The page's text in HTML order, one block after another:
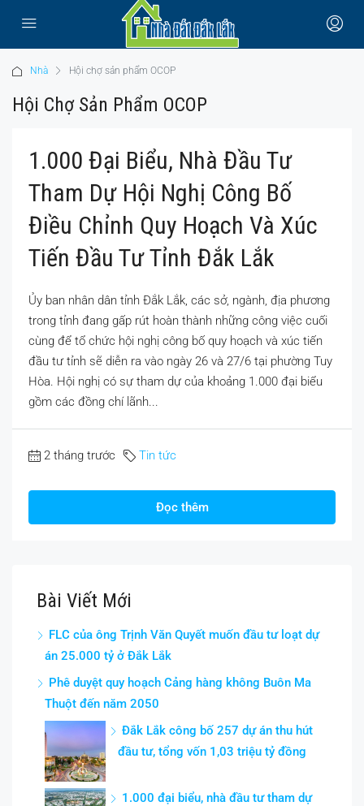
Nhà Hội chợ sản phẩm OCOP
Hội Chợ Sản Phẩm OCOP
1.000 Đại Biểu, Nhà Đầu Tư
Tham Dự Hội Nghị Công Bố
Điều Chỉnh Quy Hoạch Và Xúc
Tiến Đầu Tư Tỉnh Đắk Lắk
Ủy ban nhân dân tỉnh Đắk Lắk, các sở, ngành, địa phương
trong tỉnh đang gấp rút hoàn thành những công việc cuối
cùng để tổ chức hội nghị công bố quy hoạch và xúc tiến
đầu tư tỉnh sẽ diễn ra vào ngày 26 và 27/6 tại phường Tuy
Hòa. Hội nghị có sự tham dự của khoảng 1.000 đại biểu
gồm các đồng chí lãnh...
2 tháng trước Tin tức
Đọc thêm
Bài Viết Mới
FLC của ông Trịnh Văn Quyết muốn đầu tư loạt dự
án 25.000 tỷ ở Đắk Lắk
Phê duyệt quy hoạch Cảng hàng không Buôn Ma
Thuột đến năm 2050
Đắk Lắk công bố 257 dự án thu hút
đầu tư, tổng vốn 1,03 triệu tỷ đồng
1.000 đại biểu, nhà đầu tư tham dự